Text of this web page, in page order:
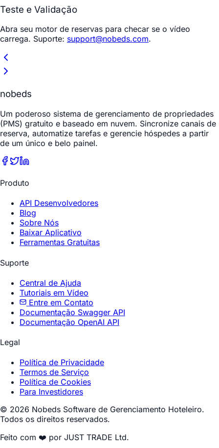
Teste e Validação
Abra seu motor de reservas para checar se o vídeo
carrega. Suporte: support@nobeds.com.
nobeds
Um poderoso sistema de gerenciamento de propriedades
(PMS) gratuito e baseado em nuvem. Sincronize canais de
reserva, automatize tarefas e gerencie hóspedes a partir
de um único e belo painel.
Produto
API Desenvolvedores
Blog
Sobre Nós
Baixar Aplicativo
Ferramentas Gratuitas
Suporte
Central de Ajuda
Tutoriais em Vídeo
Entre em Contato
Documentação Swagger API
Documentação OpenAI API
Legal
Política de Privacidade
Termos de Serviço
Política de Cookies
Para Investidores
© 2026 Nobeds Software de Gerenciamento Hoteleiro.
Todos os direitos reservados.
Feito com ❤️ por JUST TRADE Ltd.